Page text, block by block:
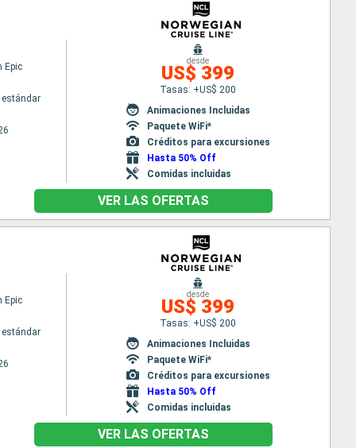
Epic
desde
US$ 399
Tasas: +US$ 200
Animaciones Incluidas
Paquete WiFi*
Créditos para excursiones
Hasta 50% Off
Comidas incluidas
VER LAS OFERTAS
Epic
desde
US$ 399
Tasas: +US$ 200
Animaciones Incluidas
Paquete WiFi*
Créditos para excursiones
Hasta 50% Off
Comidas incluidas
VER LAS OFERTAS